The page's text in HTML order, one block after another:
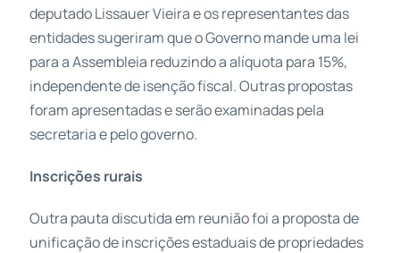
deputado Lissauer Vieira e os representantes das
entidades sugeriram que o Governo mande uma lei
para a Assembleia reduzindo a alíquota para 15%,
independente de isenção fiscal. Outras propostas
foram apresentadas e serão examinadas pela
secretaria e pelo governo.
Inscrições rurais
Outra pauta discutida em reunião foi a proposta de
unificação de inscrições estaduais de propriedades